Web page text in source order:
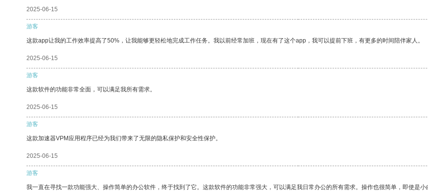
2025-06-15
游客
这款app让我的工作效率提高了50%，让我能够更轻松地完成工作任务。我以前经常加班，现在有了这个app，我可以提前下班，有更多的时间陪伴家人。
2025-06-15
游客
这款软件的功能非常全面，可以满足我所有需求。
2025-06-15
游客
这款加速器VPM应用程序已经为我们带来了无限的隐私保护和安全性保护。
2025-06-15
游客
我一直在寻找一款功能强大、操作简单的办公软件，终于找到了它。这款软件的功能非常强大，可以满足我日常办公的所有需求。操作也很简单，即使是小